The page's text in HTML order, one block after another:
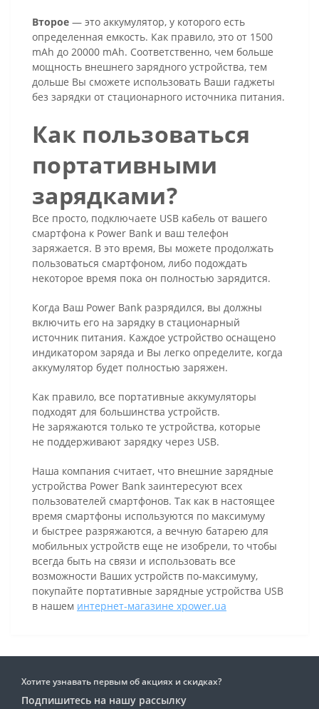
Второе — это аккумулятор, у которого есть
определенная емкость. Как правило, это от 1500
mAh до 20000 mAh. Соответственно, чем больше
мощность внешнего зарядного устройства, тем
дольше Вы сможете использовать Ваши гаджеты
без зарядки от стационарного источника питания.
Как пользоваться
портативными
зарядками?
Все просто, подключаете USB кабель от вашего
смартфона к Power Bank и ваш телефон
заряжается. В это время, Вы можете продолжать
пользоваться смартфоном, либо подождать
некоторое время пока он полностью зарядится.
Когда Ваш Power Bank разрядился, вы должны
включить его на зарядку в стационарный
источник питания. Каждое устройство оснащено
индикатором заряда и Вы легко определите, когда
аккумулятор будет полностью заряжен.
Как правило, все портативные аккумуляторы
подходят для большинства устройств.
Не заряжаются только те устройства, которые
не поддерживают зарядку через USB.
Наша компания считает, что внешние зарядные
устройства Power Bank заинтересуют всех
пользователей смартфонов. Так как в настоящее
время смартфоны используются по максимуму
и быстрее разряжаются, а вечную батарею для
мобильных устройств еще не изобрели, то чтобы
всегда быть на связи и использовать все
возможности Ваших устройств по-максимуму,
покупайте портативные зарядные устройства USB
в нашем интернет-магазине xpower.ua
Хотите узнавать первым об акциях и скидках?
Подпишитесь на нашу рассылку